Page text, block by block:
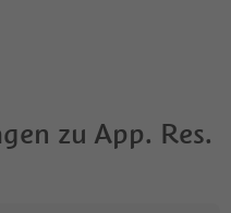
zu App. Res.